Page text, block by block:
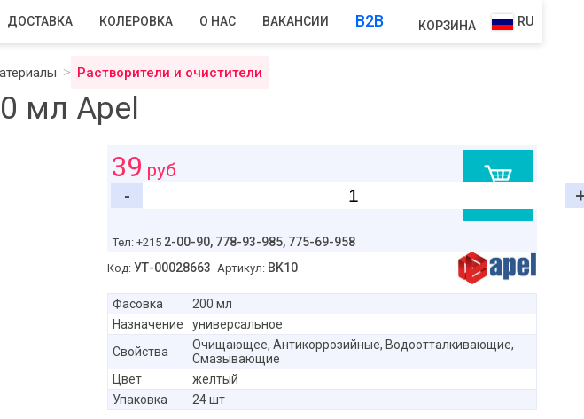
ДОСТАВКА КОЛЕРОВКА О НАС ВАКАНСИИ B2B КОРЗИНА RU
Растворители и очистители
мл Apel
39 руб
-
Тел: +215 2-00-90, 778-93-985, 775-69-958
Код: УТ-00028663 Артикул: BK10
Фасовка
200 мл
Назначение
универсальное
Свойства
Очищающее, Антикоррозийные, Водоотталкивающие,
Смазывающие
Цвет
желтый
Упаковка
24 шт